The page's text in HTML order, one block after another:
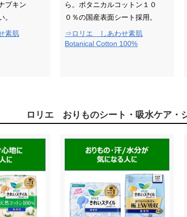
プキン
。
素肌
ら。ボタニカルコットン１０
０％の国産表面シート採用。
⇒ロリエ しあわせ素肌
Botanical Cotton 100%
ロリエ おりものシート・吸水ケア